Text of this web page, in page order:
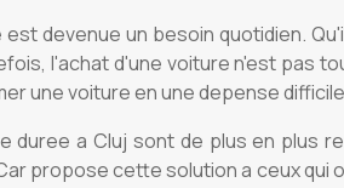
devenue un besoin quotidien.
l'achat d'une voiture n'est pas
une voiture en une depense
a Cluj sont de plus en plus
propose cette solution a ceux